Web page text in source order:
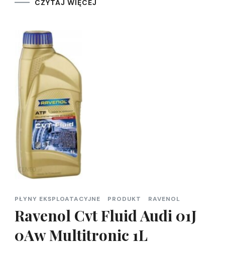
CZYTAJ WIĘCEJ
PŁYNY EKSPLOATACYJNE PRODUKT RAVENOL
Ravenol Cvt Fluid Audi 01J
0Aw Multitronic 1L